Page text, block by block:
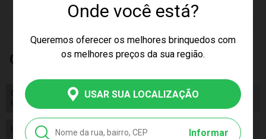
Onde você está?
Queremos oferecer os melhores brinquedos com
os melhores preços da sua região.
USAR SUA LOCALIZAÇÃO
Informar
Características
Certificado/ Selo
Inmetro
CE-BRI/ABCP 004975/2019 OCP
Idade 03+